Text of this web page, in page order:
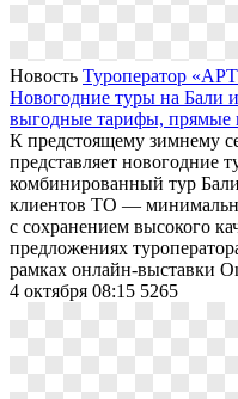
Новость Туроператор
Новогодние туры на Бали
выгодные тарифы, прямые
К предстоящему зимнему
представляет новогодние
комбинированный тур
клиентов ТО ―
с сохранением высокого
предложениях
рамках онлайн-выставки
4 октября 08:15 5265